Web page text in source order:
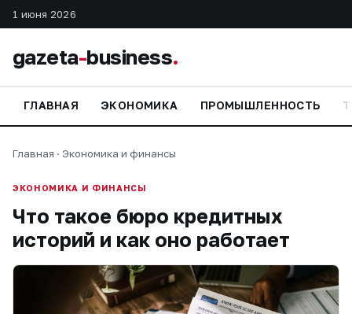
1 июня 2026
gazeta-business.
ГЛАВНАЯ ЭКОНОМИКА ПРОМЫШЛЕННОСТЬ
Главная · Экономика и финансы
ЭКОНОМИКА И ФИНАНСЫ
Что такое бюро кредитных
историй и как оно работает